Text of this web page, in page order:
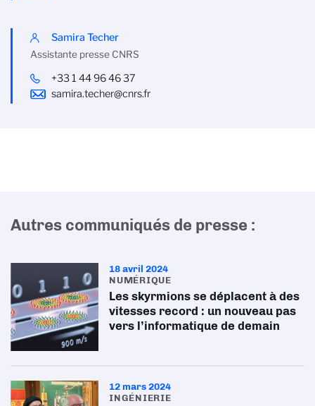
Samira Techer
Assistante presse CNRS
+33 1 44 96 46 37
samira.techer@cnrs.fr
Autres communiqués de presse :
18 avril 2024
NUMÉRIQUE
Les skyrmions se déplacent à des
vitesses record : un nouveau pas
vers l’informatique de demain
12 mars 2024
INGÉNIERIE